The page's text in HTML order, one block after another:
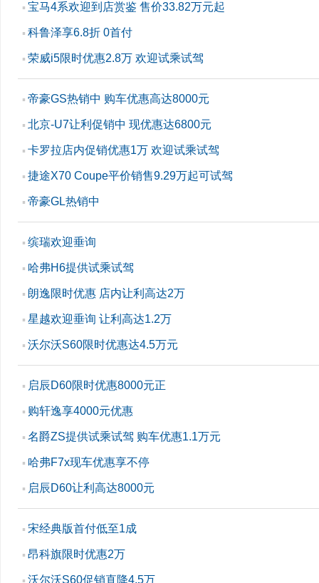
▪ 宝马4系欢迎到店赏鉴 售价33.82万元起
▪ 科鲁泽享6.8折 0首付
▪ 荣威i5限时优惠2.8万 欢迎试乘试驾
▪ 帝豪GS热销中 购车优惠高达8000元
▪ 北京-U7让利促销中 现优惠达6800元
▪ 卡罗拉店内促销优惠1万 欢迎试乘试驾
▪ 捷途X70 Coupe平价销售9.29万起可试驾
▪ 帝豪GL热销中
▪ 缤瑞欢迎垂询
▪ 哈弗H6提供试乘试驾
▪ 朗逸限时优惠 店内让利高达2万
▪ 星越欢迎垂询 让利高达1.2万
▪ 沃尔沃S60限时优惠达4.5万元
▪ 启辰D60限时优惠8000元正
▪ 购轩逸享4000元优惠
▪ 名爵ZS提供试乘试驾 购车优惠1.1万元
▪ 哈弗F7x现车优惠享不停
▪ 启辰D60让利高达8000元
▪ 宋经典版首付低至1成
▪ 昂科旗限时优惠2万
▪ 沃尔沃S60促销直降4.5万